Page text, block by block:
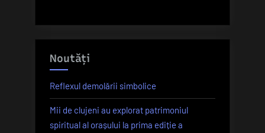
Noutăți
Reflexul demolării simbolice
Mii de clujeni au explorat patrimoniul
spiritual al orașului la prima ediție a